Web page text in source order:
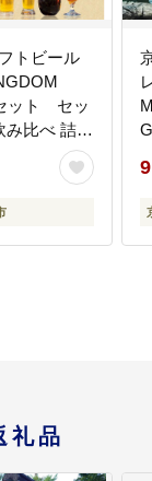
トビール
ット セッ
み比べ 詰め
地ビール ク
地ビール
TO00130
礼品